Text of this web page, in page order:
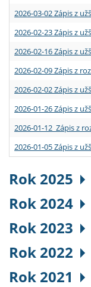
2026-03-02 Zápis z
2026-02-23 Zápis z
2026-02-16 Zápis z
2026-02-09 Zápis z
2026-02-02 Zápis z
2026-01-26 Zápis z
2026-01-12 Zápis z
2026-01-05 Zápis z
Rok 2025
Rok 2024
Rok 2023
Rok 2022
Rok 2021